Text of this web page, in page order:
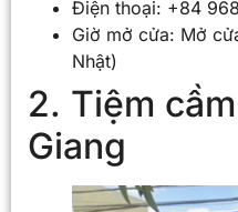
Điện thoại: +84
Giờ mở cửa: Mở
Nhật)
2. Tiệm
Giang